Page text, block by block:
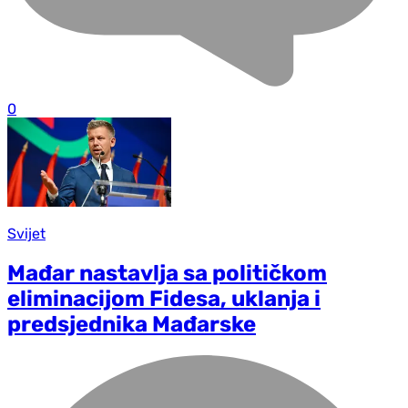
0
Svijet
Mađar nastavlja sa političkom
eliminacijom Fidesa, uklanja i
predsjednika Mađarske